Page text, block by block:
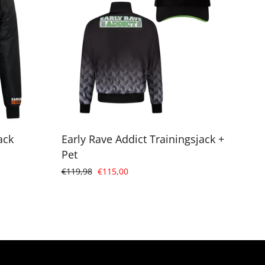
Early Rave Addict Trainingsjack +
Pet
Normale
€119,98 Verkoopprijs
€115,00